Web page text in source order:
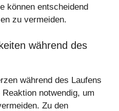
können entscheidend
zu vermeiden.
während des
während des Laufens
notwendig, um
Zu den